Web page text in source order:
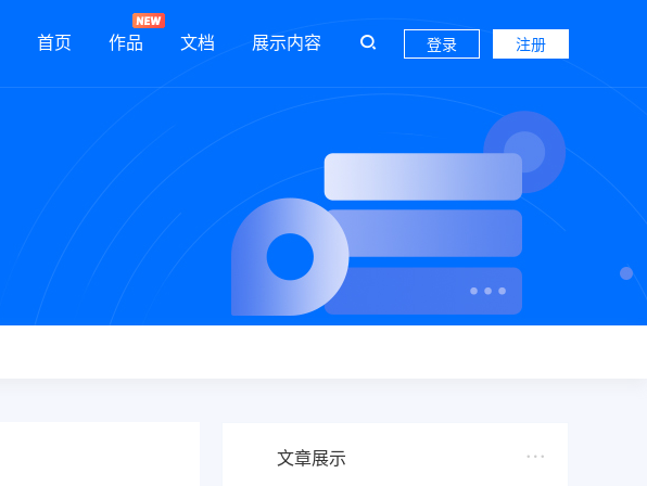
首页 作品 文档 展示内容 登录 注册
文章展示